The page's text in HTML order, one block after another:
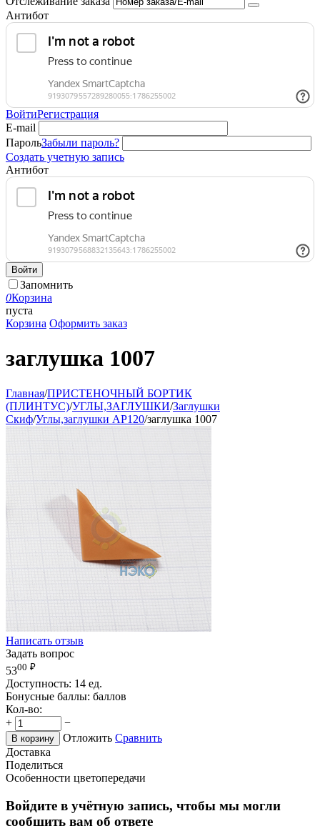
Антибот
ВойтиРегистрация
E-mail
ПарольЗабыли пароль?
Создать учетную запись
Антибот
Войти
Запомнить
0Корзина
пуста
Корзина Оформить заказ
заглушка 1007
Главная/ПРИСТЕНОЧНЫЙ БОРТИК
(ПЛИНТУС)/УГЛЫ,ЗАГЛУШКИ/Заглушки
Скиф/Углы,заглушки АР120/заглушка 1007
Написать отзыв
Задать вопрос
5300 ₽
Доступность: 14 ед.
Бонусные баллы: баллов
Кол-во:
+
−
В корзину Отложить Сравнить
Доставка
Поделиться
Особенности цветопередачи
Войдите в учётную запись, чтобы мы могли
сообщить вам об ответе